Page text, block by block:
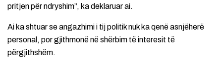
pritjen për ndryshim”, ka deklaruar ai.
Ai ka shtuar se angazhimi i tij politik nuk ka qenë asnjëherë
personal, por gjithmonë në shërbim të interesit të
përgjithshëm.